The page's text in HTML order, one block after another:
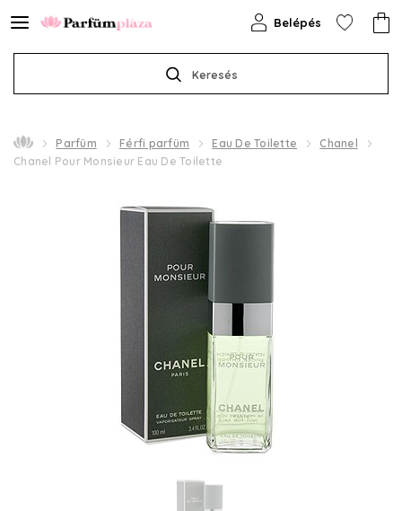
Keresés
Belépés
Parfüm Férfi parfüm Eau De Toilette
Chanel
Chanel Pour Monsieur Eau De Toilette